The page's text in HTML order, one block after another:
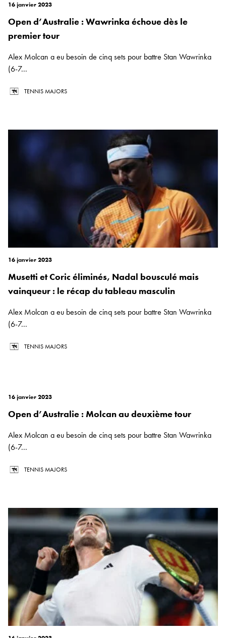
16 janvier 2023
Open d’Australie : Wawrinka échoue dès le
premier tour
Alex Molcan a eu besoin de cinq sets pour battre Stan Wawrinka
(6-7...
TENNIS MAJORS
16 janvier 2023
Musetti et Coric éliminés, Nadal bousculé mais
vainqueur : le récap du tableau masculin
Alex Molcan a eu besoin de cinq sets pour battre Stan Wawrinka
(6-7...
TENNIS MAJORS
16 janvier 2023
Open d’Australie : Molcan au deuxième tour
Alex Molcan a eu besoin de cinq sets pour battre Stan Wawrinka
(6-7...
TENNIS MAJORS